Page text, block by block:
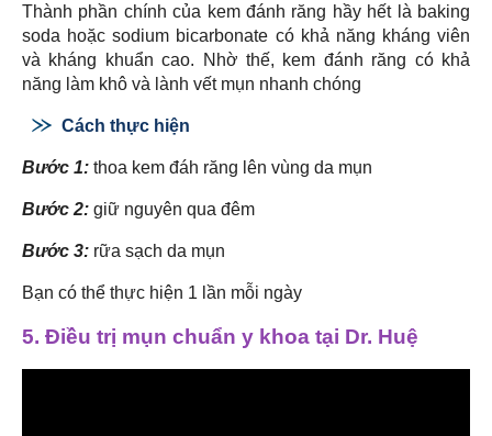
Thành phần chính của kem đánh răng hầy hết là baking
soda hoặc sodium bicarbonate có khả năng kháng viên
và kháng khuẩn cao. Nhờ thế, kem đánh răng có khả
năng làm khô và lành vết mụn nhanh chóng
Cách thực hiện
Bước 1: thoa kem đáh răng lên vùng da mụn
Bước 2: giữ nguyên qua đêm
Bước 3: rữa sạch da mụn
Bạn có thể thực hiện 1 lần mỗi ngày
5. Điều trị mụn chuẩn y khoa tại Dr. Huệ